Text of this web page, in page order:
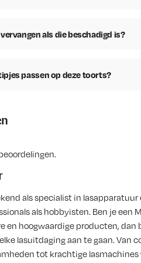
als die beschadigd is?
passen op deze toorts?
als specialist in
als hobbyisten. Ben je een
en hoogwaardige producten, dan
lasuitdaging aan te gaan. Van
tot krachtige lasmachines